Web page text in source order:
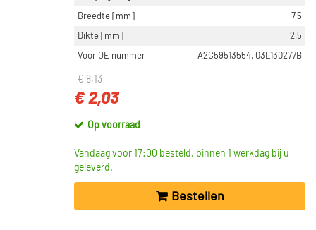
Breedte [mm]
7,5
Dikte [mm]
2,5
Voor OE nummer
A2C59513554, 03L130277B
€ 8,13
€ 2,03
Op voorraad
Vandaag voor 17:00 besteld, binnen 1 werkdag bij u
geleverd.
Bestellen